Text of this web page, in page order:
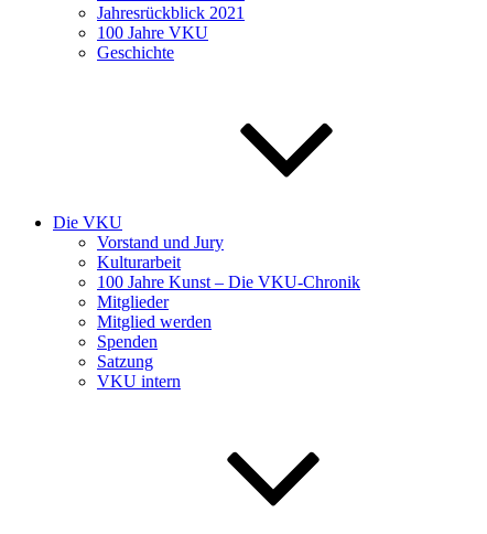
Jahresrückblick 2021
100 Jahre VKU
Geschichte
Die VKU
Vorstand und Jury
Kulturarbeit
100 Jahre Kunst – Die VKU-Chronik
Mitglieder
Mitglied werden
Spenden
Satzung
VKU intern